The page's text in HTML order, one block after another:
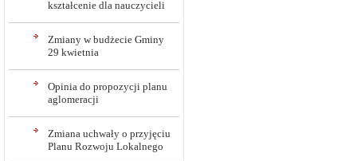
kształcenie dla nauczycieli
Zmiany w budżecie Gminy
29 kwietnia
Opinia do propozycji planu
aglomeracji
Zmiana uchwały o przyjęciu
Planu Rozwoju Lokalnego